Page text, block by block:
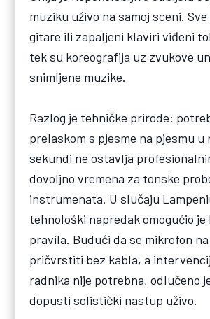
muziku uživo na samoj sceni.
gitare ili zapaljeni klaviri viđeni
tek su koreografija uz zvukove
snimljene muzike.
Razlog je tehničke prirode:
prelaskom s pjesme na pjesmu u
sekundi ne ostavlja
dovoljno vremena za tonske
instrumenata. U slučaju
tehnološki napredak omogućio je
pravila. Budući da se mikrofon
pričvrstiti bez kabla, a
radnika nije potrebna, odlučeno
dopusti solistički nastup uživo.